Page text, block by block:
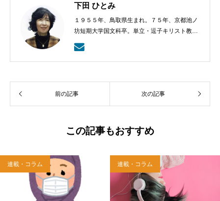
下田 ひとみ
１９５５年、鳥取県生まれ。７５年、京都池ノ
坊短期大学国文科卒。単立・逗子キリスト教会
会員。著書に『うりずんの風』（第４回小島信
夫文学賞候補）『翼を持つ者』『トロアスの
港』（作品社）、『落葉シティ』『キャロリン
前の記事
次の記事
この記事もおすすめ
連載・コラム 連載・コラム